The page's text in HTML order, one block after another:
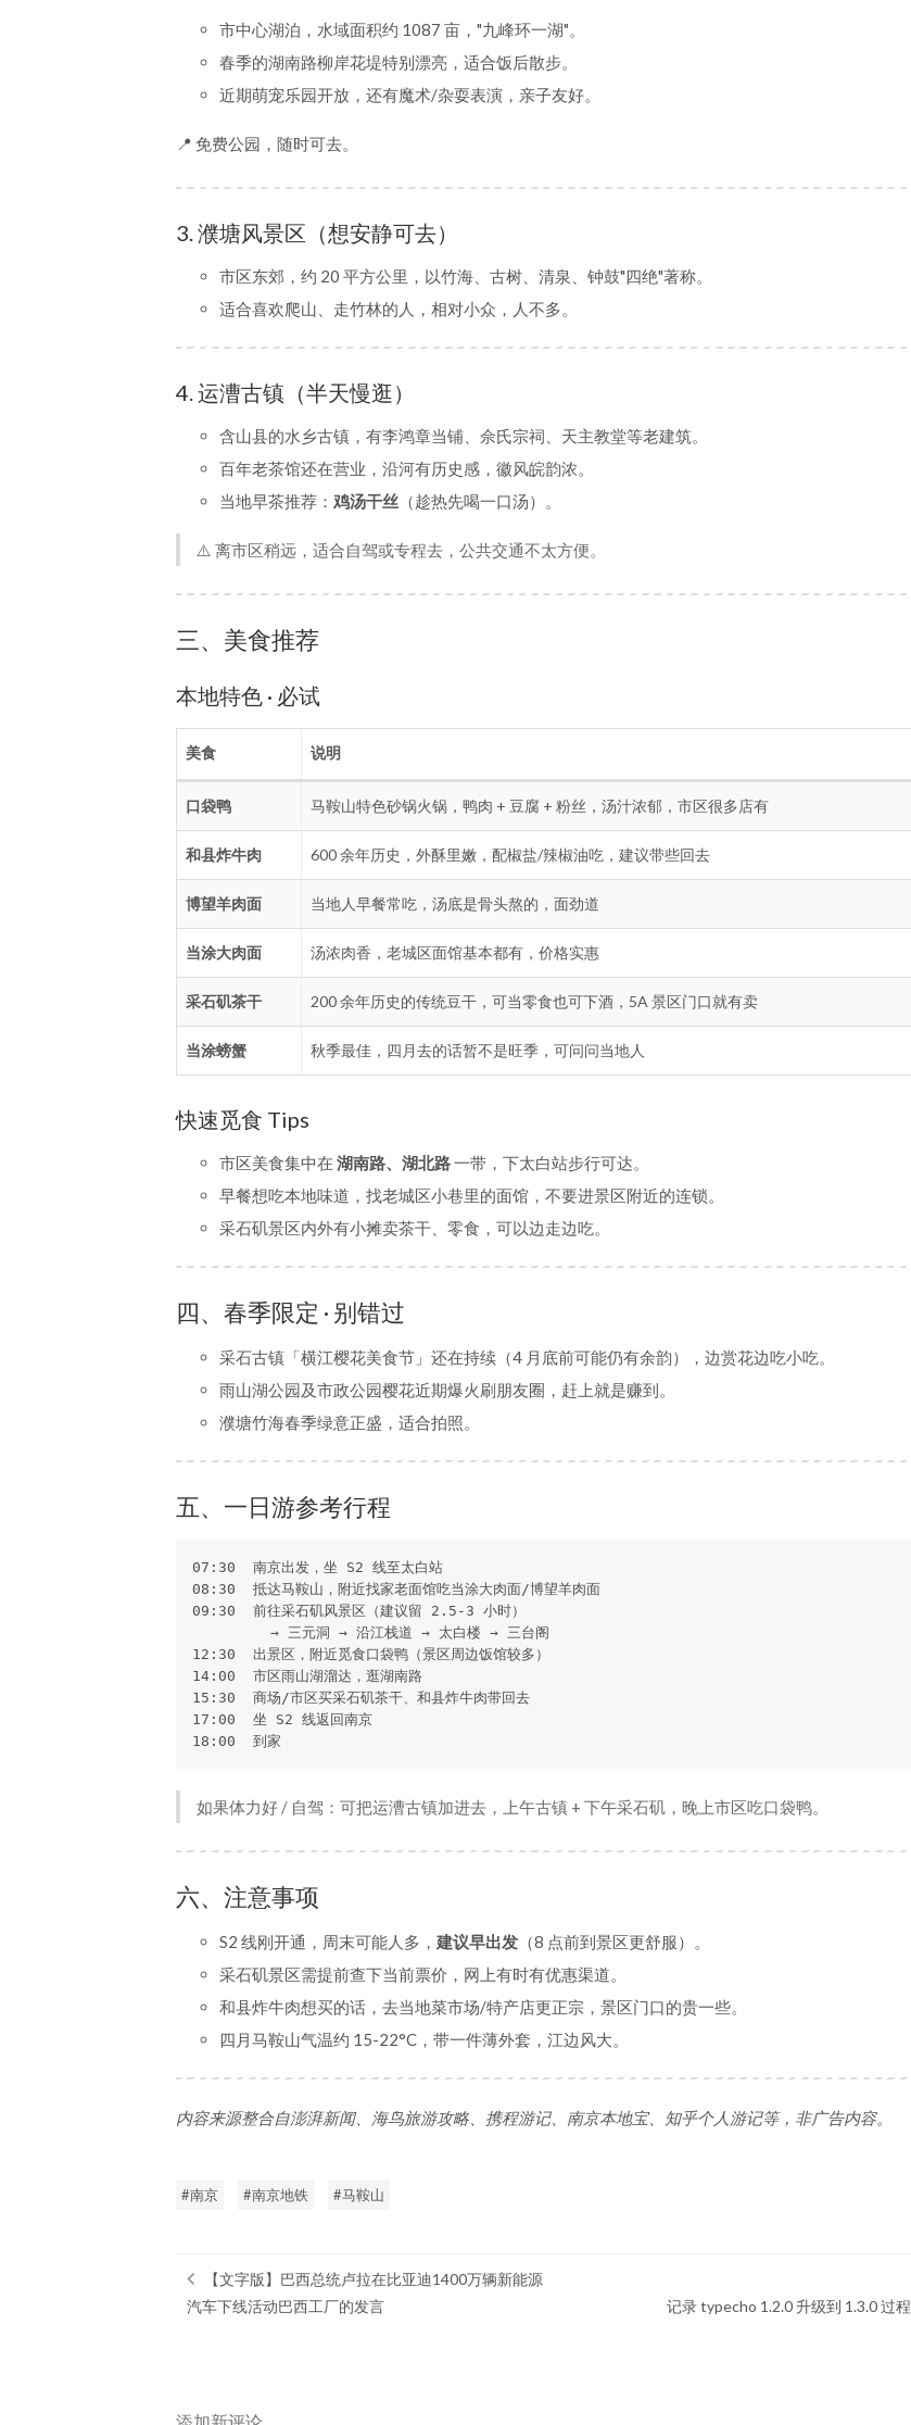
市中心湖泊，水域面积约 1087 亩，"九峰环一湖"。
春季的湖南路柳岸花堤特别漂亮，适合饭后散步。
近期萌宠乐园开放，还有魔术/杂耍表演，亲子友好。
📍 免费公园，随时可去。
3. 濮塘风景区（想安静可去）
市区东郊，约 20 平方公里，以竹海、古树、清泉、钟鼓"四绝"著称。
适合喜欢爬山、走竹林的人，相对小众，人不多。
4. 运漕古镇（半天慢逛）
含山县的水乡古镇，有李鸿章当铺、佘氏宗祠、天主教堂等老建筑。
百年老茶馆还在营业，沿河有历史感，徽风皖韵浓。
当地早茶推荐： 鸡汤干丝 （趁热先喝一口汤）。
⚠️ 离市区稍远，适合自驾或专程去，公共交通不太方便。
三、美食推荐
本地特色 · 必试
美食 说明
口袋鸭 马鞍山特色砂锅火锅，鸭肉 + 豆腐 + 粉丝，汤汁浓郁，市区很多店有
和县炸牛肉 600 余年历史，外酥里嫩，配椒盐/辣椒油吃，建议带些回去
博望羊肉面 当地人早餐常吃，汤底是骨头熬的，面劲道
当涂大肉面 汤浓肉香，老城区面馆基本都有，价格实惠
采石矶茶干 200 余年历史的传统豆干，可当零食也可下酒，5A 景区门口就有卖
当涂螃蟹 秋季最佳，四月去的话暂不是旺季，可问问当地人
快速觅食 Tips
市区美食集中在 湖南路、湖北路一带，下太白站步行可达。
早餐想吃本地味道，找老城区小巷里的面馆，不要进景区附近的连锁。
采石矶景区内外有小摊卖茶干、零食，可以边走边吃。
四、春季限定 · 别错过
采石古镇「横江樱花美食节」还在持续（4 月底前可能仍有余韵），边赏花边吃小吃。
雨山湖公园及市政公园樱花近期爆火刷朋友圈，赶上就是赚到。
濮塘竹海春季绿意正盛，适合拍照。
五、一日游参考行程
07:30  南京出发，坐 S2 线至太白站
08:30  抵达马鞍山，附近找家老面馆吃当涂大肉面/博望羊肉面
09:30  前往采石矶风景区（建议留 2.5-3 小时）
         → 三元洞 → 沿江栈道 → 太白楼 → 三台阁
12:30  出景区，附近觅食口袋鸭（景区周边饭馆较多）
14:00  市区雨山湖溜达，逛湖南路
15:30  商场/市区买采石矶茶干、和县炸牛肉带回去
17:00  坐 S2 线返回南京
18:00  到家
如果体力好 / 自驾：可把运漕古镇加进去，上午古镇 + 下午采石矶，晚上市区吃口袋鸭。
六、注意事项
S2 线刚开通，周末可能人多， 建议早出发 （8 点前到景区更舒服）。
采石矶景区需提前查下当前票价，网上有时有优惠渠道。
和县炸牛肉想买的话，去当地菜市场/特产店更正宗，景区门口的贵一些。
四月马鞍山气温约 15-22°C，带一件薄外套，江边风大。
内容来源整合自澎湃新闻、海鸟旅游攻略、携程游记、南京本地宝、知乎个人游记等，非广告内容。
南京 南京地铁 马鞍山
【文字版】巴西总统卢拉在比亚迪1400万辆新能源
汽车下线活动巴西工厂的发言
记录 typecho 1.2.0 升级到 1.3.0 过程